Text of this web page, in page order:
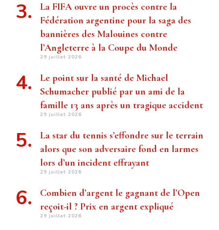
La FIFA ouvre un procès contre la
Fédération argentine pour la saga des
bannières des Malouines contre
l’Angleterre à la Coupe du Monde
29 juillet 2026
Le point sur la santé de Michael
Schumacher publié par un ami de la
famille 13 ans après un tragique accident
29 juillet 2026
La star du tennis s’effondre sur le terrain
alors que son adversaire fond en larmes
lors d’un incident effrayant
29 juillet 2026
Combien d’argent le gagnant de l’Open
reçoit-il ? Prix ​​en argent expliqué
29 juillet 2026